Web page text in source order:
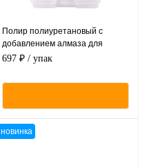
Полир полиуретановый с
добавлением алмаза для
обработки композитных
697 ₽ / упак
новинка